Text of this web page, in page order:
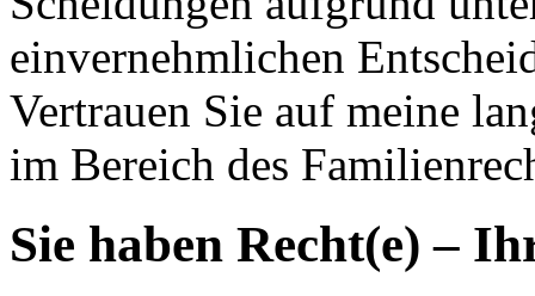
einvernehmlichen
Vertrauen Sie auf meine
im Bereich des
Sie haben Recht(e) –